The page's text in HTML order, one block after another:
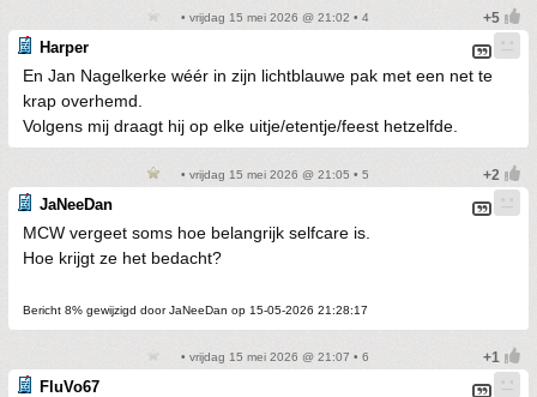
• vrijdag 15 mei 2026 @ 21:02 • 4
Harper
En Jan Nagelkerke wéér in zijn lichtblauwe pak met een net te
krap overhemd.
Volgens mij draagt hij op elke uitje/etentje/feest hetzelfde.
• vrijdag 15 mei 2026 @ 21:05 • 5
JaNeeDan
MCW vergeet soms hoe belangrijk selfcare is.
Hoe krijgt ze het bedacht?
Bericht 8% gewijzigd door JaNeeDan op 15-05-2026 21:28:17
• vrijdag 15 mei 2026 @ 21:07 • 6
FluVo67